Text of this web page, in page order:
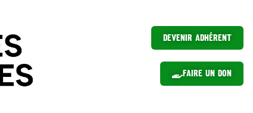
Devenir Adhérent
Faire un Don